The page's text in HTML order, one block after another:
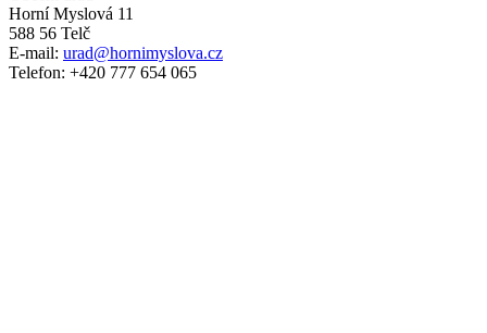
Horní Myslová 11
588 56 Telč
E-mail: urad@hornimyslova.cz
Telefon: +420 777 654 065